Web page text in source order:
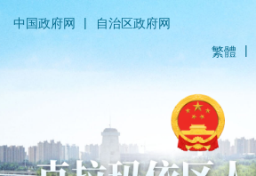
中国政府网 |
自治区政府网
繁體
|